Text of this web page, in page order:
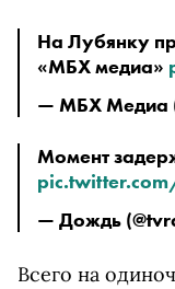
На Лубянку
«МБХ медиа»
— МБХ Медиа
Момент
— Дождь
Всего на